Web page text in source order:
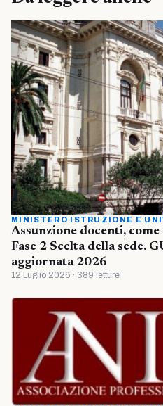
MINISTERO ISTRUZIONE E
Assunzione docenti,
Fase 2 Scelta della sede.
aggiornata 2026
12 Luglio 2026 · 389 letture